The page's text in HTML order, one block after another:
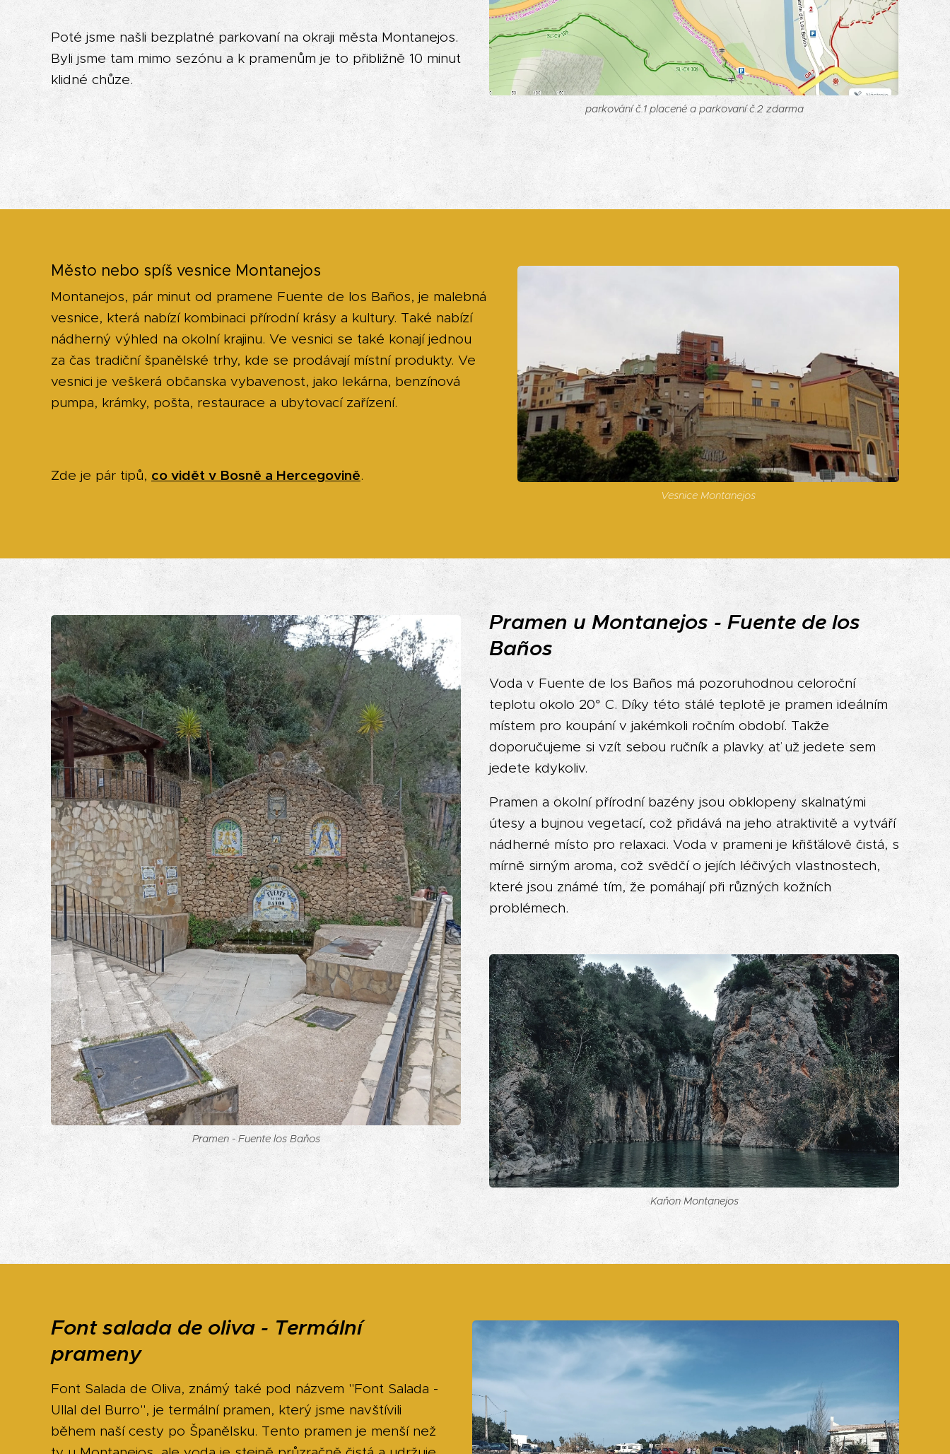
Poté jsme našli bezplatné parkovaní na okraji města Montanejos.
Byli jsme tam mimo sezónu a k pramenům je to přibližně 10 minut
klidné chůze.
parkování č.1 placené a parkovaní č.2 zdarma
Město nebo spíš vesnice Montanejos
Montanejos, pár minut od pramene Fuente de los Baños, je malebná
vesnice, která nabízí kombinaci přírodní krásy a kultury. Také nabízí
nádherný výhled na okolní krajinu. Ve vesnici se také konají jednou
za čas tradiční španělské trhy, kde se prodávají místní produkty. Ve
vesnici je veškerá občanska vybavenost, jako lekárna, benzínová
pumpa, krámky, pošta, restaurace a ubytovací zařízení.
Zde je pár tipů, co vidět v Bosně a Hercegovině.
Vesnice Montanejos
Pramen - Fuente los Baňos
Pramen u Montanejos - Fuente de los
Baños
Voda v Fuente de los Baños má pozoruhodnou celoroční
teplotu okolo 20° C. Díky této stálé teplotě je pramen ideálním
místem pro koupání v jakémkoli ročním období. Takže
doporučujeme si vzít sebou ručník a plavky ať už jedete sem
jedete kdykoliv.
Pramen a okolní přírodní bazény jsou obklopeny skalnatými
útesy a bujnou vegetací, což přidává na jeho atraktivitě a vytváří
nádherné místo pro relaxaci. Voda v prameni je křišťálově čistá, s
mírně sirným aroma, což svědčí o jejích léčivých vlastnostech,
které jsou známé tím, že pomáhají při různých kožních
problémech.
Kaňon Montanejos
Font salada de oliva - Termální
prameny
Font Salada de Oliva, známý také pod názvem "Font Salada -
Ullal del Burro", je termální pramen, který jsme navštívili
během naší cesty po Španělsku. Tento pramen je menší než